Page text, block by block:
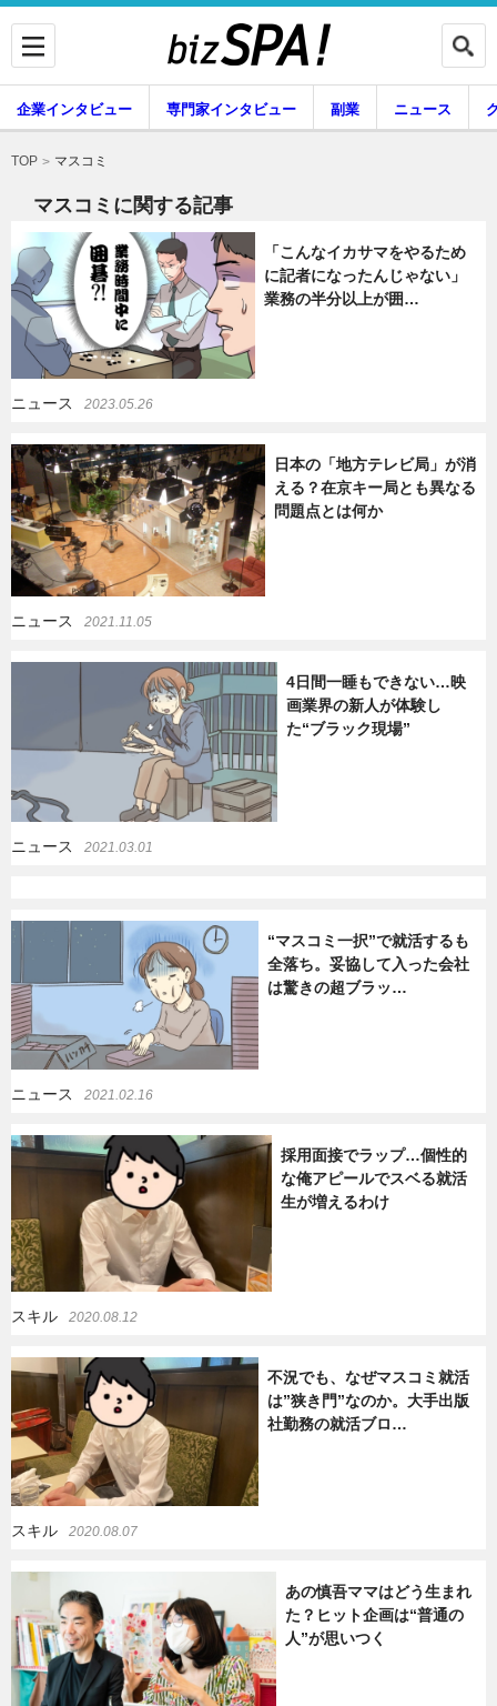
企業インタビュー 専門家インタビュー
副業
グルメ
暮らし
企業インタビュー 専門家インタビュー 副業 ニュース
暮らし エンタメ
TOP マスコミ
マスコミに関する記事
「こんなイカサマをやるため
に記者になったんじゃない」
業務の半分以上が囲…
ニュース 2023.05.26
日本の「地方テレビ局」が消
える？在京キー局とも異なる
問題点とは何か
ニュース 2021.11.05
4日間一睡もできない…映
画業界の新人が体験し
た“ブラック現場”
ニュース 2021.03.01
“マスコミ一択”で就活するも
全落ち。妥協して入った会社
は驚きの超ブラッ…
ニュース 2021.02.16
採用面接でラップ…個性的
な俺アピールでスベる就活
生が増えるわけ
スキル 2020.08.12
不況でも、なぜマスコミ就活
は”狭き門”なのか。大手出版
社勤務の就活ブロ…
スキル 2020.08.07
あの慎吾ママはどう生まれ
た？ヒット企画は“普通の
人”が思いつく